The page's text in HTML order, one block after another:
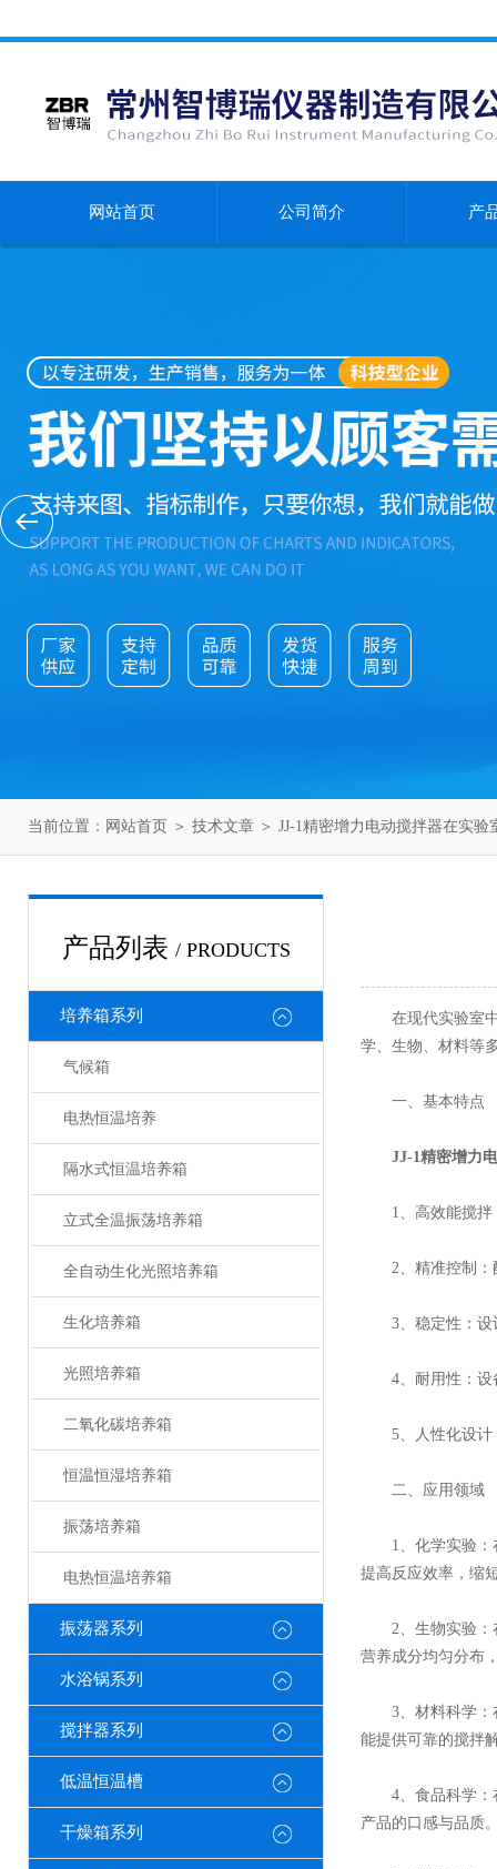
网站首页 公司简介 产
当前位置： 网站首页 ＞ 技术文章 ＞ JJ-1精密增力电动搅拌器在实验
产品列表 / PRODUCTS
培养箱系列
气候箱
电热恒温培养
隔水式恒温培养箱
立式全温振荡培养箱
全自动生化光照培养箱
生化培养箱
光照培养箱
二氧化碳培养箱
恒温恒湿培养箱
振荡培养箱
电热恒温培养箱
振荡器系列
水浴锅系列
搅拌器系列
低温恒温槽
干燥箱系列
在现代实验室中
学、生物、材料等
一、基本特点
JJ-1精密增力
1、高效能搅拌：
2、精准控制：配
3、稳定性：设计
4、耐用性：设备
5、人性化设计：
二、应用领域
1、化学实验：在
提高反应效率，缩
2、生物实验：在
营养成分均匀分布
3、材料科学：在
能提供可靠的搅拌
4、食品科学：在
产品的口感与品质